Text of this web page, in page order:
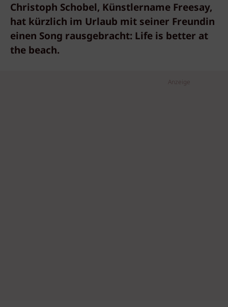
Christoph Schobel, Künstlername Freesay,
hat kürzlich im Urlaub mit seiner Freundin
einen Song rausgebracht: Life is better at
the beach.
Anzeige